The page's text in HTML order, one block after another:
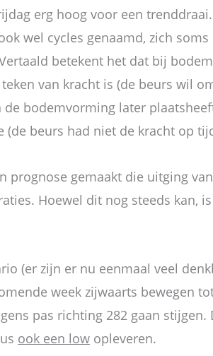
erg hoog voor een
wel cycles genaamd, zich
betekent het dat bij
van kracht is (de beurs wil
bodemvorming later
(de beurs had niet de kracht op
prognose gemaakt die uitging
Hoewel dit nog steeds kan,
(er zijn er nu eenmaal veel
week zijwaarts bewegen
pas richting 282 gaan stijgen.
ook een low opleveren.